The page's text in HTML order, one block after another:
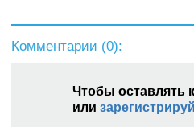
Комментарии (0):
Чтобы оставлять
или